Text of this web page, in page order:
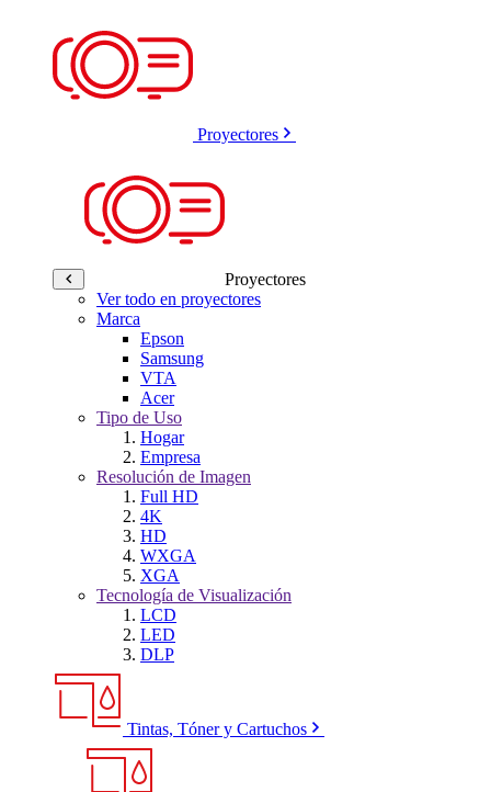
Proyectores
Proyectores
Ver todo en proyectores
Marca
Epson
Samsung
VTA
Acer
Tipo de Uso
Hogar
Empresa
Resolución de Imagen
Full HD
4K
HD
WXGA
XGA
Tecnología de Visualización
LCD
LED
DLP
Tintas, Tóner y Cartuchos